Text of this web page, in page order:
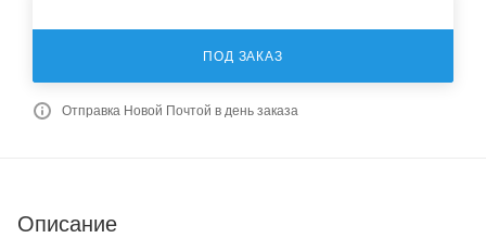
ПОД ЗАКАЗ
Отправка Новой Почтой в день заказа
Описание